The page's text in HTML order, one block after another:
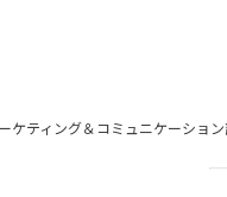
ケティング＆コミュニケーショ